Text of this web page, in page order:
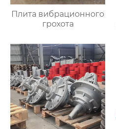
Плита вибрационного
грохота